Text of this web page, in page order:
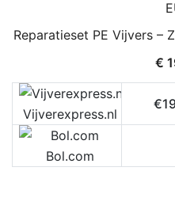
Reparatieset PE Vijvers –
€
Vijverexpress.nl
Bol.com